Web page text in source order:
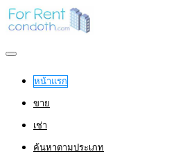
หน้าแรก
ขาย
เช่า
ค้นหาตามประเภท